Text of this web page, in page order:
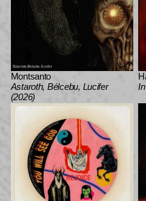
Montsanto
Astaroth, Bélcebu, Lucifer
(2026)